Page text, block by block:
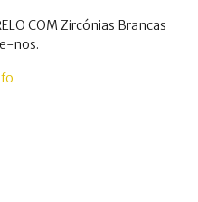
COM Zircónias Brancas
nos.